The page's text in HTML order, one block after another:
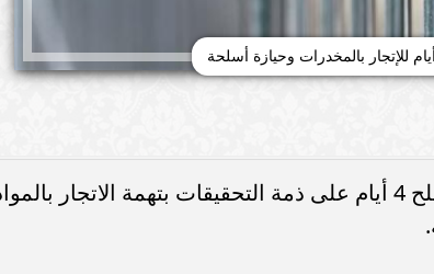
أمرت النيابة العامة ، بحبس تشكيل عصابى مسلح 4 أيام على ذمة التحقيقات بتهمة الاتجار